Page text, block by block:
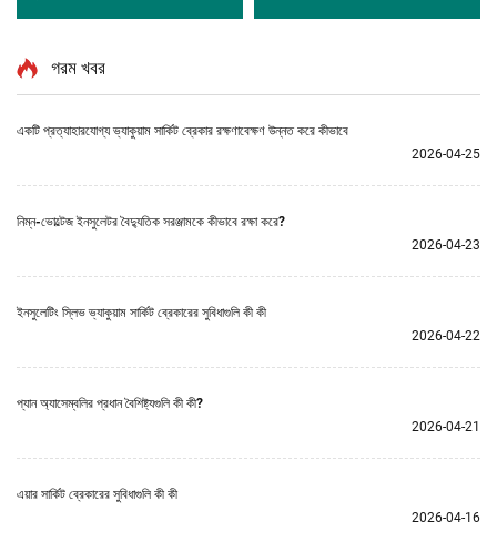
গরম খবর
একটি প্রত্যাহারযোগ্য ভ্যাকুয়াম সার্কিট ব্রেকার রক্ষণাবেক্ষণ উন্নত করে কীভাবে
2026-04-25
নিম্ন-ভোল্টেজ ইনসুলেটর বৈদ্যুতিক সরঞ্জামকে কীভাবে রক্ষা করে?
2026-04-23
ইনসুলেটিং স্লিভ ভ্যাকুয়াম সার্কিট ব্রেকারের সুবিধাগুলি কী কী
2026-04-22
প্যান অ্যাসেম্বলির প্রধান বৈশিষ্ট্যগুলি কী কী?
2026-04-21
এয়ার সার্কিট ব্রেকারের সুবিধাগুলি কী কী
2026-04-16